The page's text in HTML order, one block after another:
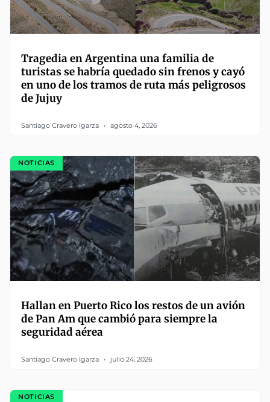
Tragedia en Argentina una familia de
turistas se habría quedado sin frenos y cayó
en uno de los tramos de ruta más peligrosos
de Jujuy
Santiago Cravero Igarza agosto 4, 2026
NOTICIAS
Hallan en Puerto Rico los restos de un avión
de Pan Am que cambió para siempre la
seguridad aérea
Santiago Cravero Igarza julio 24, 2026
NOTICIAS